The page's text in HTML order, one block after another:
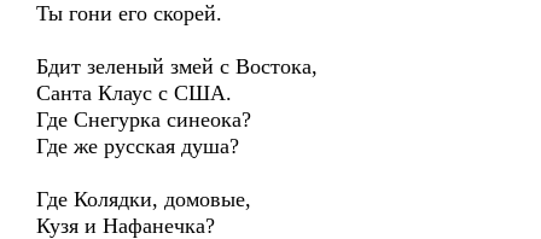
Ты гони его скорей.
Бдит зеленый змей с Востока,
Санта Клаус с США.
Где Снегурка синеока?
Где же русская душа?
Где Колядки, домовые,
Кузя и Нафанечка?